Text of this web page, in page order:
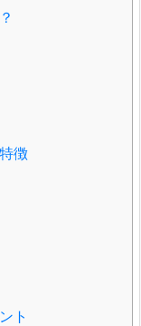
徴
ト